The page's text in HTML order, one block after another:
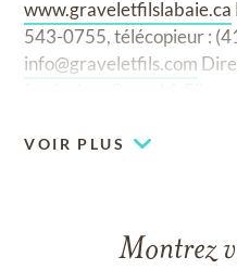
www.graveletfilslabaie.ca
543-0755, télécopieur :
info@graveletfils.com
VOIR PLUS
Montrez